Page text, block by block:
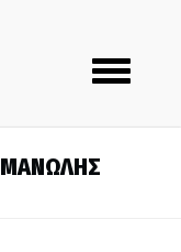
Toggle
navigation
ΜΑΝΩΛΗΣ